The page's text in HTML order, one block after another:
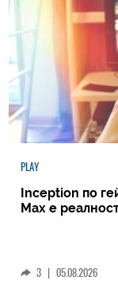
PLAY
Inception по
Max е
3 | 05.08.2026